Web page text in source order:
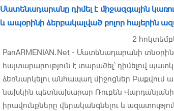
Մատենադարանը դիմել է միջազգային
և ապօրինի ձերբակալված բոլոր հայերին
2
PanARMENIAN.Net - Մատենադարանի
հայտարարություն է տարածել՝ դիմելով
ձեռնարկելու անհապաղ միջոցներ Բաքվում
նախկին պետնախարար Ռուբեն Վարդանյանի և
իրավունքները վերականգնելու և